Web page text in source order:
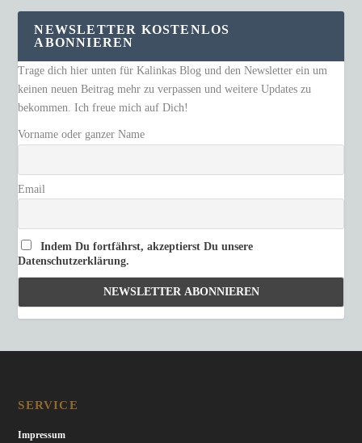
NEWSLETTER KOSTENLOS
ABONNIEREN
Trage dich hier unten für Kalinkas Blog und den Newsletter ein um
keinen neuen Beitrag mehr zu verpassen und weitere Updates zu
bekommen. Ich freue mich auf Dich!
Vorname oder ganzer Name
Email
Indem Du fortfährst, akzeptierst Du unsere
Datenschutzerklärung.
SERVICE
Impressum